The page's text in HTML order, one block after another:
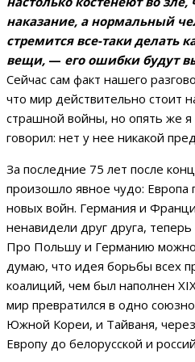
наказание, а нормальный
стремится все-таки делать
вещи, — его ошибки будут
Сейчас сам факт нашего
что мир действительно стоит
страшной войны, но опять же
говорил: нет у нее никакой
За последние 75 лет после
произошло явное чудо: Европа
новых войн. Германия и
ненавидели друг друга,
Про Польшу и Германию можно
думаю, что идея борьбы всех
коалиций, чем был наполнен
мир превратился в одно
Южной Кореи, и Тайваня,
Европу до белорусской и